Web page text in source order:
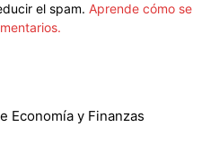
el spam. Aprende cómo se